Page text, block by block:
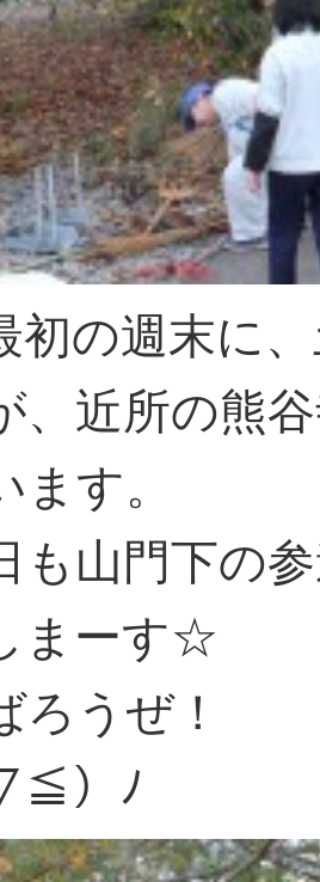
初の週末に
、近所の熊
ます。
も山門下の
まーす☆
ろうぜ！
）ﾉ